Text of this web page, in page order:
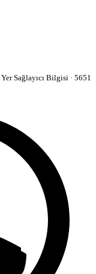
Yer Sağlayıcı Bilgisi · 5651